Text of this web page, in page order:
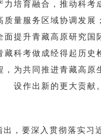
力培育融合，推动科考
质量服务区域协调发展
面提升青藏高原研究国
藏科考做成经得起历史
，为共同推进青藏高原
设作出新的更大贡献。
出，要深入贯彻落实习